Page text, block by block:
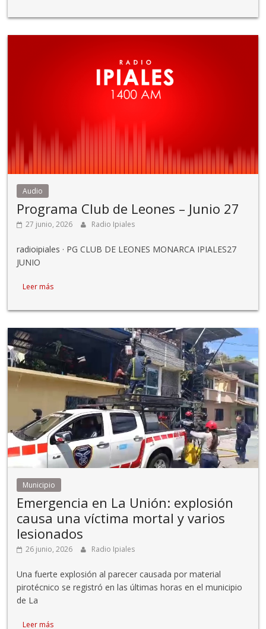
Audio
Programa Club de Leones – Junio 27
27 junio, 2026 Radio Ipiales
radioipiales · PG CLUB DE LEONES MONARCA IPIALES27
JUNIO
Leer más
Municipio
Emergencia en La Unión: explosión
causa una víctima mortal y varios
lesionados
26 junio, 2026 Radio Ipiales
Una fuerte explosión al parecer causada por material
pirotécnico se registró en las últimas horas en el municipio
de La
Leer más